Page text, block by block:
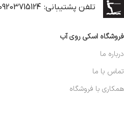
تلفن پشتیبانی: 09203715124
فروشگاه اسکی روی آب
درباره ما
تماس با ما
همکاری با فروشگاه